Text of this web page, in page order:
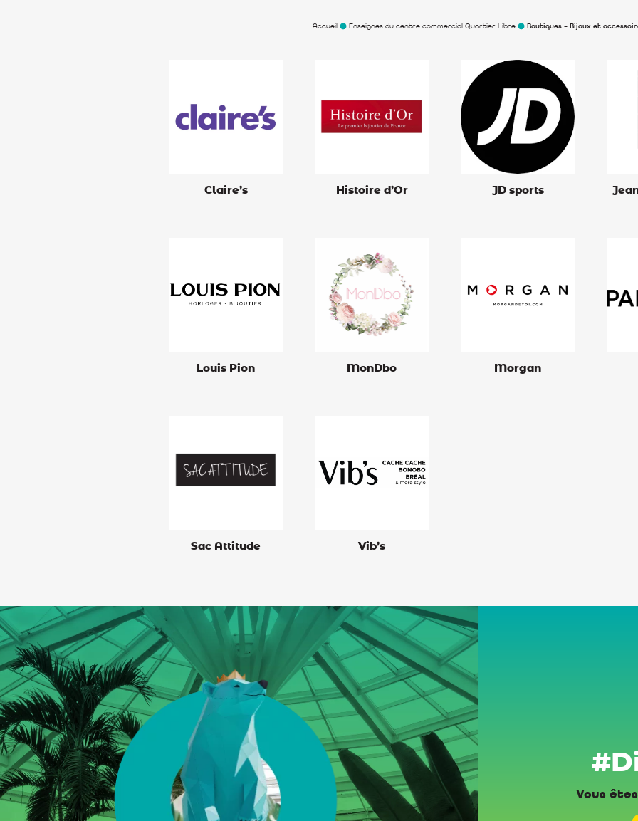
Accueil Enseignes du centre commercial Quartier Libre Boutiques – Bijoux et
Claire’s Histoire d’Or JD sports
Louis Pion MonDbo Morgan
Sac Attitude Vib’s
Vous